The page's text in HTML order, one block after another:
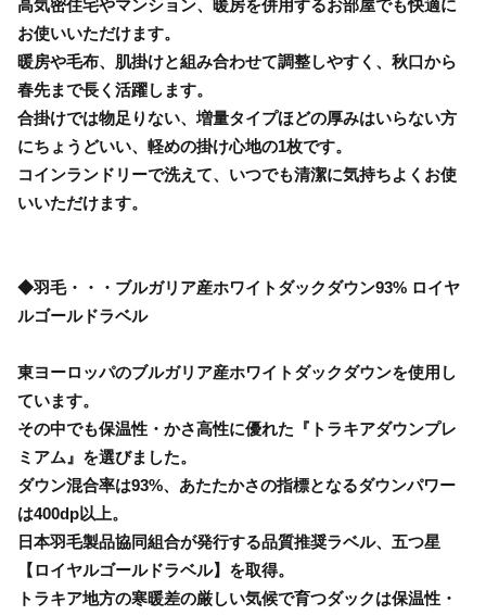
高気密住宅やマンション、暖房を併用するお部屋でも快適に
お使いいただけます。
暖房や毛布、肌掛けと組み合わせて調整しやすく、秋口から
春先まで長く活躍します。
合掛けでは物足りない、増量タイプほどの厚みはいらない方
にちょうどいい、軽めの掛け心地の1枚です。
コインランドリーで洗えて、いつでも清潔に気持ちよくお使
いいただけます。
◆羽毛・・・ブルガリア産ホワイトダックダウン93% ロイヤ
ルゴールドラベル
東ヨーロッパのブルガリア産ホワイトダックダウンを使用し
ています。
その中でも保温性・かさ高性に優れた『トラキアダウンプレ
ミアム』を選びました。
ダウン混合率は93%、あたたかさの指標となるダウンパワー
は400dp以上。
日本羽毛製品協同組合が発行する品質推奨ラベル、五つ星
【ロイヤルゴールドラベル】を取得。
トラキア地方の寒暖差の厳しい気候で育つダックは保温性・